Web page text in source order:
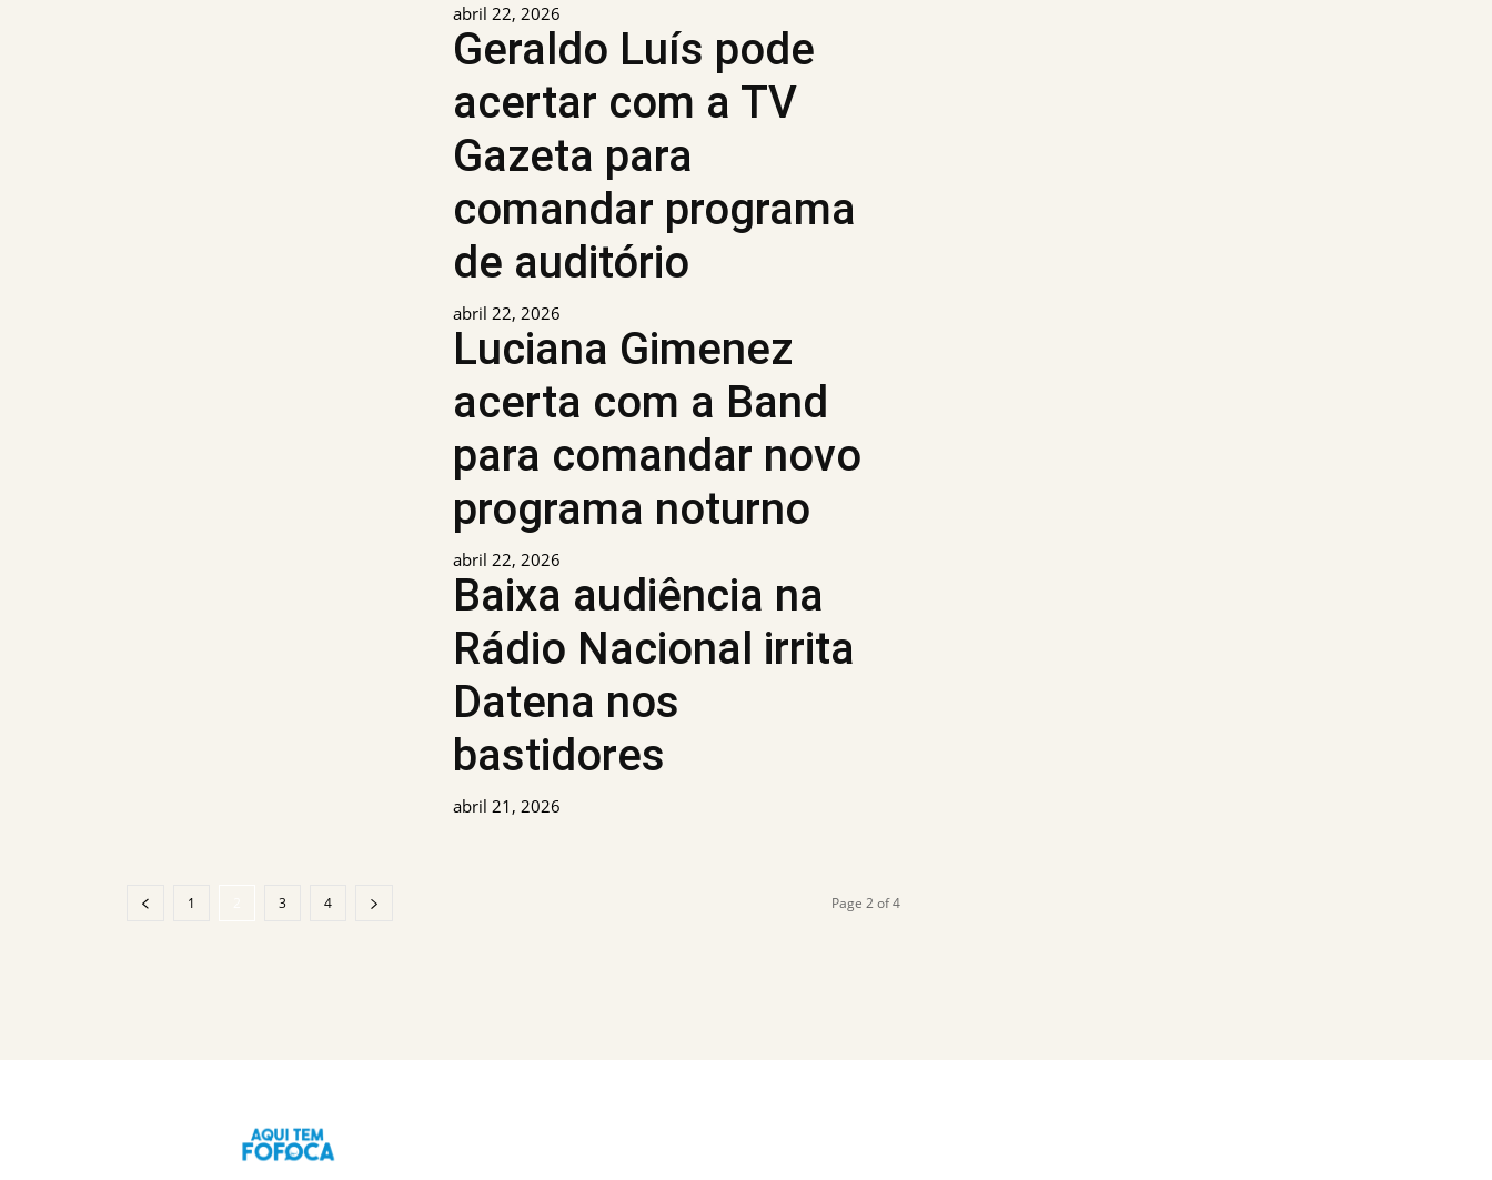
abril 22, 2026
Geraldo Luís pode
acertar com a TV
Gazeta para
comandar programa
de auditório
abril 22, 2026
Luciana Gimenez
acerta com a Band
para comandar novo
programa noturno
abril 22, 2026
Baixa audiência na
Rádio Nacional irrita
Datena nos
bastidores
abril 21, 2026
1 3 4 Page 2 of 4